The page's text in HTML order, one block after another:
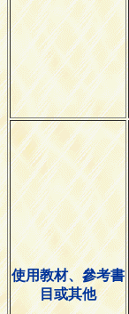
使用教材、參考書
目或其他